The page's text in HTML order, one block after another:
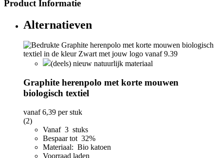
Product Informatie
Alternatieven
(deels) nieuw natuurlijk materiaal
Graphite herenpolo met korte mouwen
biologisch textiel
vanaf6,39 per stuk
(2)
Vanaf 3 stuks
Bespaar tot 32%
Materiaal: Bio katoen
Voorraad laden